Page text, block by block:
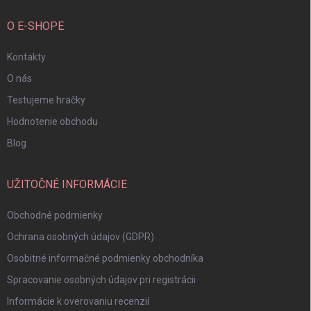
O E-SHOPE
Kontakty
O nás
Testujeme hračky
Hodnotenie obchodu
Blog
UŽITOČNÉ INFORMÁCIE
Obchodné podmienky
Ochrana osobných údajov (GDPR)
Osobitné informačné podmienky obchodníka
Spracovanie osobných údajov pri registrácii
Informácie k overovaniu recenzií